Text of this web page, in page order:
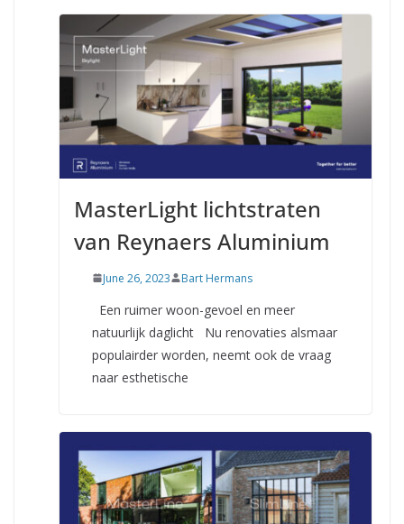
MasterLight lichtstraten
van Reynaers Aluminium
June 26, 2023 Bart Hermans
Een ruimer woon-gevoel en meer
natuurlijk daglicht Nu renovaties alsmaar
populairder worden, neemt ook de vraag
naar esthetische